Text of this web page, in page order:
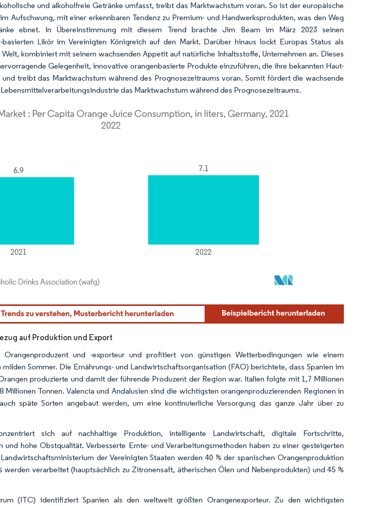
und alkoholfreie Getränke umfasst, treibt das Marktwachstum voran. So ist der europäische
Aufschwung, mit einer erkennbaren Tendenz zu Premium- und Handwerksprodukten, was den Weg
ebnet. In Übereinstimmung mit diesem Trend brachte Jim Beam im März 2023 seinen
basierten Likör im Vereinigten Königreich auf den Markt. Darüber hinaus lockt Europas Status als
kombiniert mit seinem wachsenden Appetit auf natürliche Inhaltsstoffe, Unternehmen an. Dieses
Gelegenheit, innovative orangenbasierte Produkte einzuführen, die ihre bekannten Haut-
treibt das Marktwachstum während des Prognosezeitraums voran. Somit fördert die wachsende
das Marktwachstum während des Prognosezeitraums.
erfordert Namensnennung gemäß CC BY 4.0.
auf Produktion und Export
Orangenproduzent und -exporteur und profitiert von günstigen Wetterbedingungen wie einem
Sommer. Die Ernährungs- und Landwirtschaftsorganisation (FAO) berichtete, dass Spanien im
produzierte und damit der führende Produzent der Region war. Italien folgte mit 1,7 Millionen
Millionen Tonnen. Valencia und Andalusien sind die wichtigsten orangenproduzierenden Regionen in
späte Sorten angebaut werden, um eine kontinuierliche Versorgung das ganze Jahr über zu
sich auf nachhaltige Produktion, intelligente Landwirtschaft, digitale Fortschritte,
und hohe Obstqualität. Verbesserte Ernte- und Verarbeitungsmethoden haben zu einer gesteigerten
der Vereinigten Staaten werden 40 % der spanischen Orangenproduktion
werden verarbeitet (hauptsächlich zu Zitronensaft, ätherischen Ölen und Nebenprodukten) und 45 %
(ITC) identifiziert Spanien als den weltweit größten Orangenexporteur. Zu den wichtigsten